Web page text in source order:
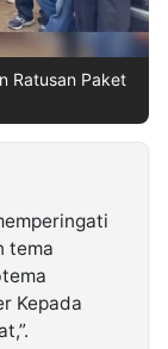
Ratusan Paket
tema
Kepada